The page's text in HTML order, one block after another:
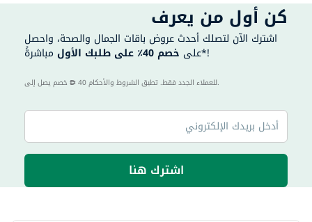
كن أول من يعرف
اشترك الآن لتصلك أحدث عروض باقات الجمال والصحة، واحصل
على خصم 40٪ على طلبك الأول مباشرةً*!
40 للعملاء الجدد فقط. تطبق الشروط والأحكام.
اشترك هنا